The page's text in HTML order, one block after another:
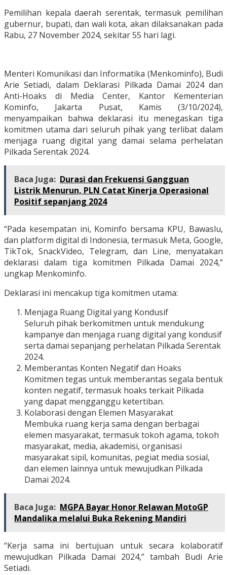
Pemilihan kepala daerah serentak, termasuk pemilihan
gubernur, bupati, dan wali kota, akan dilaksanakan pada
Rabu, 27 November 2024, sekitar 55 hari lagi.
Menteri Komunikasi dan Informatika (Menkominfo), Budi
Arie Setiadi, dalam Deklarasi Pilkada Damai 2024 dan
Anti-Hoaks di Media Center, Kantor Kementerian
Kominfo, Jakarta Pusat, Kamis (3/10/2024),
menyampaikan bahwa deklarasi itu menegaskan tiga
komitmen utama dari seluruh pihak yang terlibat dalam
menjaga ruang digital yang damai selama perhelatan
Pilkada Serentak 2024.
Baca Juga: Durasi dan Frekuensi Gangguan
Listrik Menurun, PLN Catat Kinerja Operasional
Positif sepanjang 2024
“Pada kesempatan ini, Kominfo bersama KPU, Bawaslu,
dan platform digital di Indonesia, termasuk Meta, Google,
TikTok, SnackVideo, Telegram, dan Line, menyatakan
deklarasi dalam tiga komitmen Pilkada Damai 2024,”
ungkap Menkominfo.
Deklarasi ini mencakup tiga komitmen utama:
Menjaga Ruang Digital yang Kondusif
Seluruh pihak berkomitmen untuk mendukung
kampanye dan menjaga ruang digital yang kondusif
serta damai sepanjang perhelatan Pilkada Serentak
2024.
Memberantas Konten Negatif dan Hoaks
Komitmen tegas untuk memberantas segala bentuk
konten negatif, termasuk hoaks terkait Pilkada
yang dapat mengganggu ketertiban.
Kolaborasi dengan Elemen Masyarakat
Membuka ruang kerja sama dengan berbagai
elemen masyarakat, termasuk tokoh agama, tokoh
masyarakat, media, akademisi, organisasi
masyarakat sipil, komunitas, pegiat media sosial,
dan elemen lainnya untuk mewujudkan Pilkada
Damai 2024.
Baca Juga: MGPA Bayar Honor Relawan MotoGP
Mandalika melalui Buka Rekening Mandiri
“Kerja sama ini bertujuan untuk secara kolaboratif
mewujudkan Pilkada Damai 2024,” tambah Budi Arie
Setiadi.